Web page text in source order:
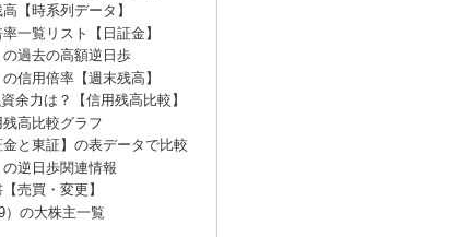
【時系列データ】
一覧リスト【日証金】
過去の高額逆日歩
信用倍率【週末残高】
余力は？【信用残高比較】
高比較グラフ
と東証】の表データで比較
逆日歩関連情報
売買・変更】
）の大株主一覧